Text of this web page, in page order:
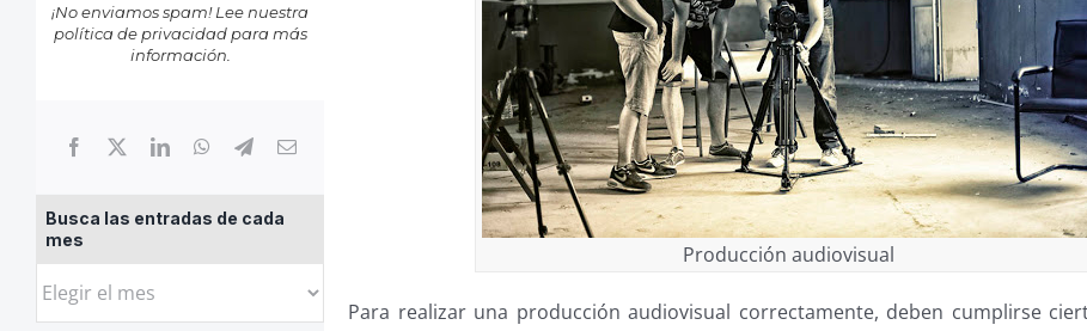
¡No enviamos spam! Lee nuestra
política de privacidadpara más
información.
Busca las entradas de cada
mes
Busca
Producción audiovisual
Para realizar una producción audiovisual correctamente, deben cumplirse